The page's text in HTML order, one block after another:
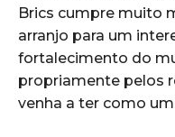
Brics cumpre muito
arranjo para um
fortalecimento do
propriamente pelos
venha a ter como um